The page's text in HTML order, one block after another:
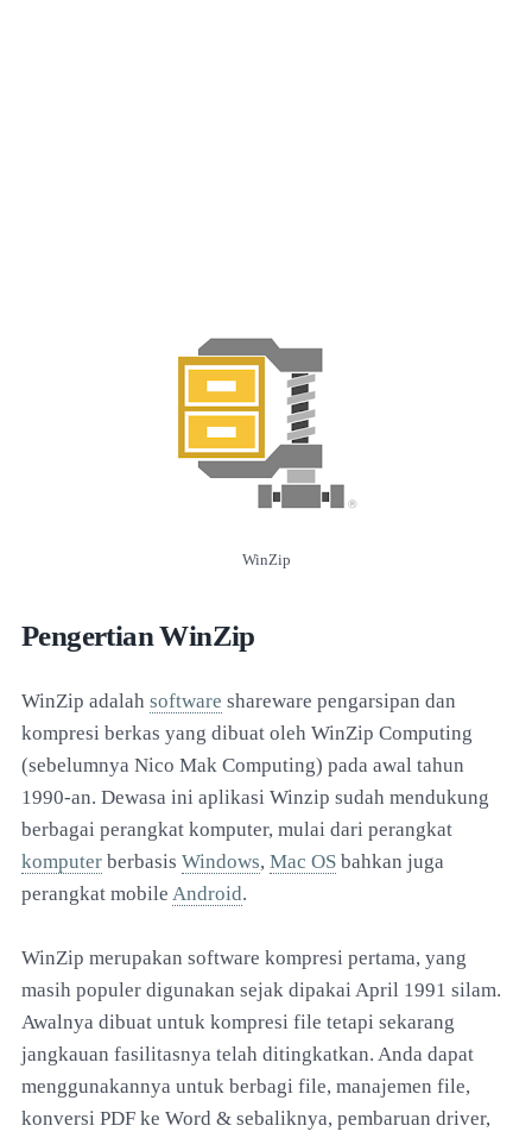
WinZip
Pengertian WinZip
WinZip adalah software shareware pengarsipan dan
kompresi berkas yang dibuat oleh WinZip Computing
(sebelumnya Nico Mak Computing) pada awal tahun
1990-an. Dewasa ini aplikasi Winzip sudah mendukung
berbagai perangkat komputer, mulai dari perangkat
komputer berbasis Windows, Mac OS bahkan juga
perangkat mobile Android.
WinZip merupakan software kompresi pertama, yang
masih populer digunakan sejak dipakai April 1991 silam.
Awalnya dibuat untuk kompresi file tetapi sekarang
jangkauan fasilitasnya telah ditingkatkan. Anda dapat
menggunakannya untuk berbagi file, manajemen file,
konversi PDF ke Word & sebaliknya, pembaruan driver,